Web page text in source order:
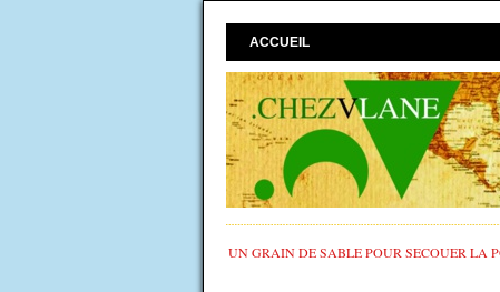
ACCUEIL
UN GRAIN DE SABLE POUR SECOUER LA